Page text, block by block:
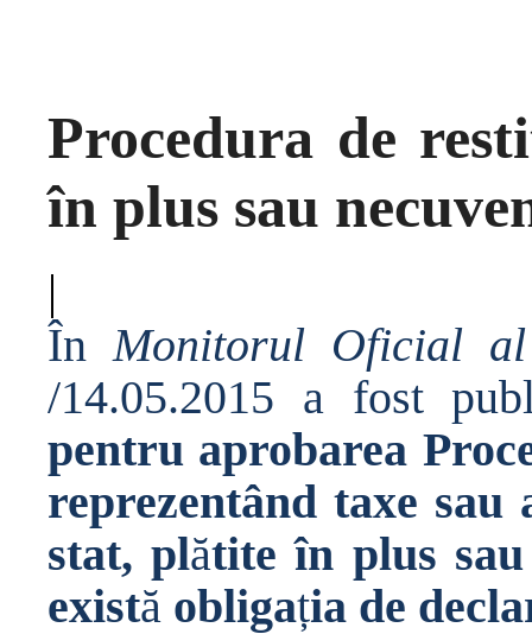
Procedura de
în plus sau
|
În Monitorul Oficial al
/14.05.2015 a fost
pentru aprobarea
reprezentând taxe
stat, plătite în plus
există obligația de